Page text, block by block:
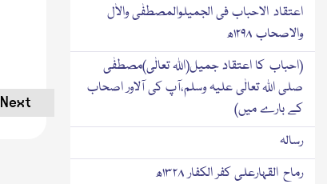
Next
اعتقاد الاحباب فی الجمیلوالمصطفٰی والاٰل
والاصحاب ۱۲۹۸ھ
(احباب کا اعتقاد جمیل(اﷲ تعالٰی)مصطفٰی
صلی اﷲ تعالٰی علیہ وسلم،آپ کی آلاور اصحاب
کے بارے میں)
رسالہ
رماح القہارعلی کفر الکفار ۱۳۲۸ھ